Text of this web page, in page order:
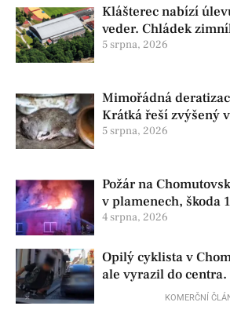
Klášterec nabízí
veder. Chládek
pomůže seniorům i
5 srpna, 2026
Mimořádná
Krátká řeší zvýšený
5 srpna, 2026
Požár na
v plamenech, škoda
4 srpna, 2026
Opilý cyklista v
ale vyrazil do centra.
KOMERČNÍ